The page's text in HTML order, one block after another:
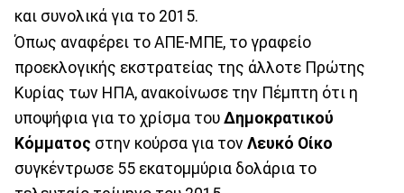
και συνολικά για το 2015.
Όπως αναφέρει το ΑΠΕ-ΜΠΕ, το γραφείο
προεκλογικής εκστρατείας της άλλοτε Πρώτης
Κυρίας των ΗΠΑ, ανακοίνωσε την Πέμπτη ότι η
υποψήφια για το χρίσμα του Δημοκρατικού
Κόμματος στην κούρσα για τον Λευκό Οίκο
συγκέντρωσε 55 εκατομμύρια δολάρια το